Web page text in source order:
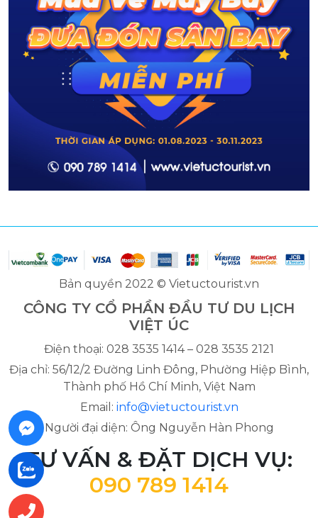
Bản quyền 2022 © Vietuctourist.vn
CÔNG TY CỔ PHẦN ĐẦU TƯ DU LỊCH
VIỆT ÚC
Điện thoại: 028 3535 1414 – 028 3535 2121
Địa chỉ: 56/12/2 Đường Linh Đông, Phường Hiệp Bình,
Thành phố Hồ Chí Minh, Việt Nam
Email: info@vietuctourist.vn
Người đại diện: Ông Nguyễn Hàn Phong
TƯ VẤN & ĐẶT DỊCH VỤ:
090 789 1414